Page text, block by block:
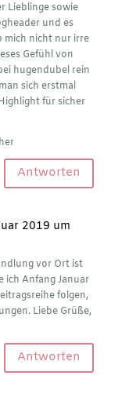
Lieblinge sowie
und es
mich nicht nur irre
Gefühl von
hugendubel rein
sich erstmal
für sicher
Antworten
2019 um
vor Ort ist
ich Anfang Januar
folgen,
Liebe Grüße,
Antworten